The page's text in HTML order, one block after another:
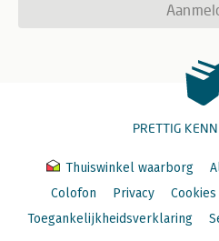
PRETTIG
Thuiswinkel waarborg
Colofon
Privacy Cookies
Toegankelijkheidsverklaring